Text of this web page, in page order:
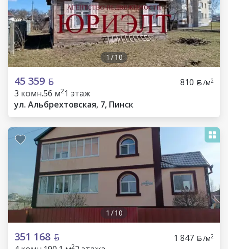
1/10
45 359 810 /м2
3 комн.56 м21 этаж
ул. Альбрехтовская, 7, Пинск
1 /10
351 168 1 847 /м2
2